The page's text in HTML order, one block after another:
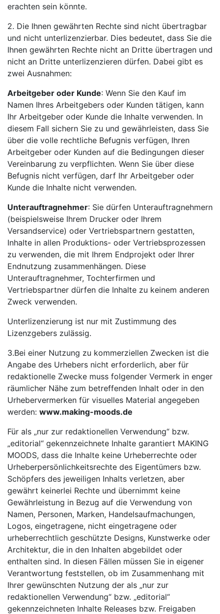
erachten sein könnte.
2. Die Ihnen gewährten Rechte sind nicht übertragbar
und nicht unterlizenzierbar. Dies bedeutet, dass Sie die
Ihnen gewährten Rechte nicht an Dritte übertragen und
nicht an Dritte unterlizenzieren dürfen. Dabei gibt es
zwei Ausnahmen:
Arbeitgeber oder Kunde: Wenn Sie den Kauf im
Namen Ihres Arbeitgebers oder Kunden tätigen, kann
Ihr Arbeitgeber oder Kunde die Inhalte verwenden. In
diesem Fall sichern Sie zu und gewährleisten, dass Sie
über die volle rechtliche Befugnis verfügen, Ihren
Arbeitgeber oder Kunden auf die Bedingungen dieser
Vereinbarung zu verpflichten. Wenn Sie über diese
Befugnis nicht verfügen, darf Ihr Arbeitgeber oder
Kunde die Inhalte nicht verwenden.
Unterauftragnehmer: Sie dürfen Unterauftragnehmern
(beispielsweise Ihrem Drucker oder Ihrem
Versandservice) oder Vertriebspartnern gestatten,
Inhalte in allen Produktions- oder Vertriebsprozessen
zu verwenden, die mit Ihrem Endprojekt oder Ihrer
Endnutzung zusammenhängen. Diese
Unterauftragnehmer, Tochterfirmen und
Vertriebspartner dürfen die Inhalte zu keinem anderen
Zweck verwenden.
Unterlizenzierung ist nur mit Zustimmung des
Lizenzgebers zulässig.
3.Bei einer Nutzung zu kommerziellen Zwecken ist die
Angabe des Urhebers nicht erforderlich, aber für
redaktionelle Zwecke muss folgender Vermerk in enger
räumlicher Nähe zum betreffenden Inhalt oder in den
Urhebervermerken für visuelles Material angegeben
werden: www.making-moods.de
Für als „nur zur redaktionellen Verwendung“ bzw.
„editorial“ gekennzeichnete Inhalte garantiert MAKING
MOODS, dass die Inhalte keine Urheberrechte oder
Urheberpersönlichkeitsrechte des Eigentümers bzw.
Schöpfers des jeweiligen Inhalts verletzen, aber
gewährt keinerlei Rechte und übernimmt keine
Gewährleistung in Bezug auf die Verwendung von
Namen, Personen, Marken, Handelsaufmachungen,
Logos, eingetragene, nicht eingetragene oder
urheberrechtlich geschützte Designs, Kunstwerke oder
Architektur, die in den Inhalten abgebildet oder
enthalten sind. In diesen Fällen müssen Sie in eigener
Verantwortung feststellen, ob im Zusammenhang mit
Ihrer gewünschten Nutzung der als „nur zur
redaktionellen Verwendung“ bzw. „editorial“
gekennzeichneten Inhalte Releases bzw. Freigaben